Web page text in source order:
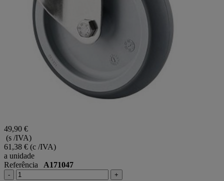
49,90 €
(s /IVA)
61,38 € (c /IVA)
a unidade
Referência A171047
- +